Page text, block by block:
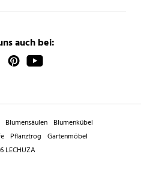
auch bei:
Blumensäulen Blumenkübel
Pflanztrog Gartenmöbel
LECHUZA